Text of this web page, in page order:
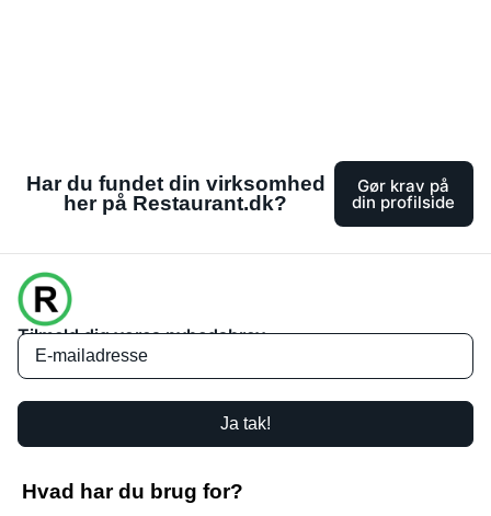
Har du fundet din virksomhed
her på Restaurant.dk?
Gør krav på
din profilside
Tilmeld dig vores nyhedsbrev
Ja tak!
Hvad har du brug for?